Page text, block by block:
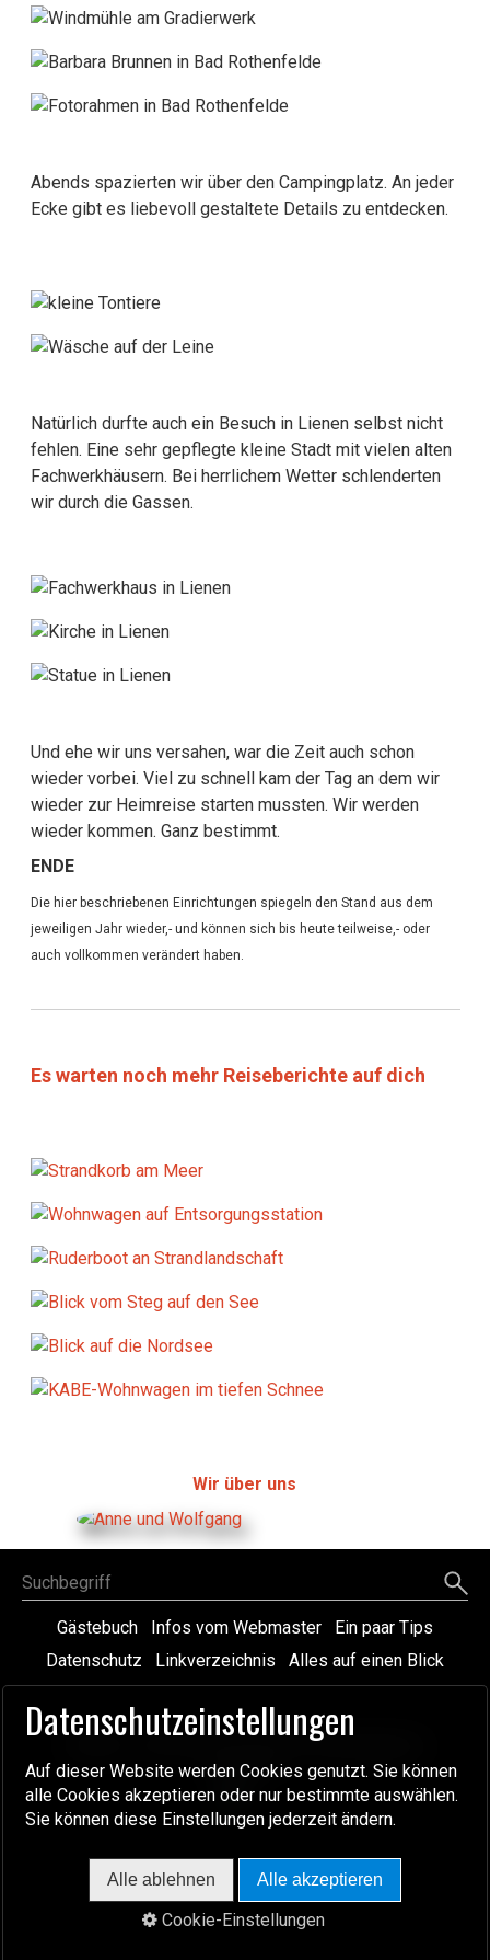
Abends spazierten wir über den Campingplatz. An jeder
Ecke gibt es liebevoll gestaltete Details zu entdecken.
Natürlich durfte auch ein Besuch in Lienen selbst nicht
fehlen. Eine sehr gepflegte kleine Stadt mit vielen alten
Fachwerkhäusern. Bei herrlichem Wetter schlenderten
wir durch die Gassen.
Und ehe wir uns versahen, war die Zeit auch schon
wieder vorbei. Viel zu schnell kam der Tag an dem wir
wieder zur Heimreise starten mussten. Wir werden
wieder kommen. Ganz bestimmt.
ENDE
Die hier beschriebenen Einrichtungen spiegeln den Stand aus dem
jeweiligen Jahr wieder,- und können sich bis heute teilweise,- oder
auch vollkommen verändert haben.
Es warten noch mehr Reiseberichte auf dich
Wir über uns
Gästebuch Infos vom Webmaster
Ein paar Tips
Datenschutz
Linkverzeichnis
Alles auf einen Blick
© 2008 - 2026 Reisen-mit-dem-Wohnwagen.de
V. 7.29.1
Datenschutzeinstellungen
Auf dieser Website werden Cookies genutzt. Sie können
alle Cookies akzeptieren oder nur bestimmte auswählen.
Sie können diese Einstellungen jederzeit ändern.
Alle ablehnen Alle akzeptieren
Cookie-Einstellungen